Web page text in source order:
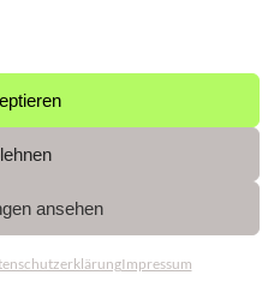
ansehen
Impressum